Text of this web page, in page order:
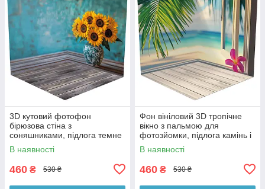
3D кутовий фотофон
бірюзова стіна з
соняшниками, підлога темне
дерево і блакитні дошки,
50×50 см, №58628
В наявності
460 ₴ 530 ₴
Фон вініловий 3D тропічне
вікно з пальмою для
фотозйомки, підлога камінь і
біла дошка, 50×50 см,
№58629
В наявності
460 ₴ 530 ₴